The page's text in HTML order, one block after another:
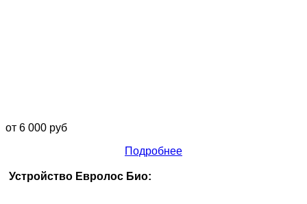
от 6 000 руб
Подробнее
Устройство Евролос Био: